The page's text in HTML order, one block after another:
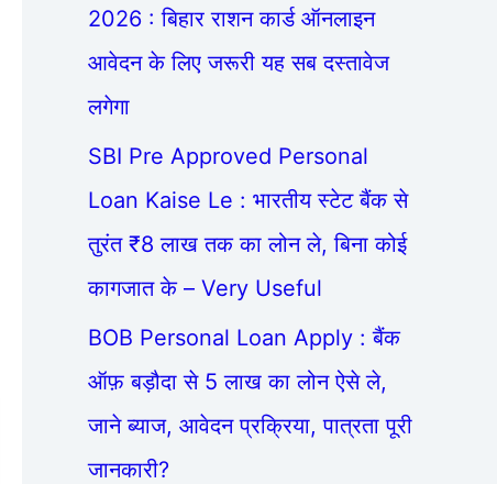
2026 : बिहार राशन कार्ड ऑनलाइन
आवेदन के लिए जरूरी यह सब दस्तावेज
लगेगा
SBI Pre Approved Personal
Loan Kaise Le : भारतीय स्टेट बैंक से
तुरंत ₹8 लाख तक का लोन ले, बिना कोई
कागजात के – Very Useful
BOB Personal Loan Apply : बैंक
ऑफ़ बड़ौदा से 5 लाख का लोन ऐसे ले,
जाने ब्याज, आवेदन प्रक्रिया, पात्रता पूरी
जानकारी?